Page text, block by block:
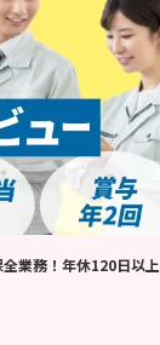
業務！年休120日以上